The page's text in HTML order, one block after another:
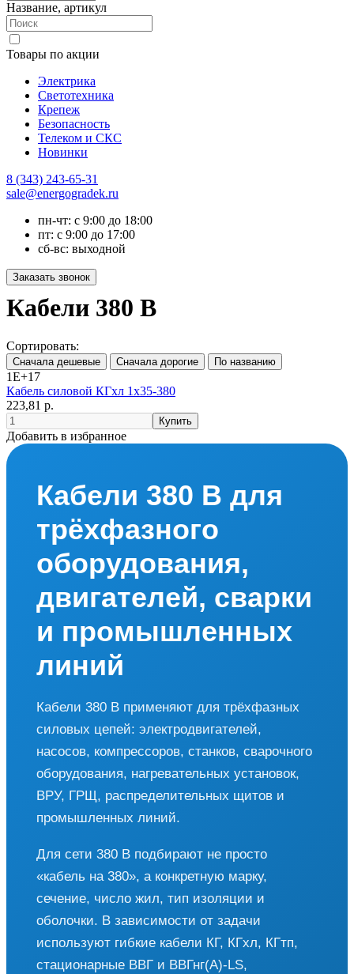
Название, артикул
Товары по акции
Электрика
Светотехника
Крепеж
Безопасность
Телеком и СКС
Новинки
8 (343) 243-65-31
sale@energogradek.ru
пн-чт: с 9:00 до 18:00
пт: с 9:00 до 17:00
сб-вс: выходной
Кабели 380 В
Сортировать:
1E+17
Кабель силовой КГхл 1х35-380
223,81 р.
Добавить в избранное
Кабели 380 В для
трёхфазного
оборудования,
двигателей, сварки
и промышленных
линий
Кабели 380 В применяют для трёхфазных
силовых цепей: электродвигателей,
насосов, компрессоров, станков, сварочного
оборудования, нагревательных установок,
ВРУ, ГРЩ, распределительных щитов и
промышленных линий.
Для сети 380 В подбирают не просто
«кабель на 380», а конкретную марку,
сечение, число жил, тип изоляции и
оболочки. В зависимости от задачи
используют гибкие кабели КГ, КГхл, КГтп,
стационарные ВВГ и ВВГнг(А)-LS,